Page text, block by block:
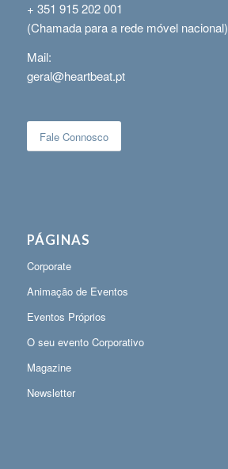
+ 351 915 202 001
(Chamada para a rede móvel nacional)
Mail:
geral@heartbeat.pt
Fale Connosco
PÁGINAS
Corporate
Animação de Eventos
Eventos Próprios
O seu evento Corporativo
Magazine
Newsletter